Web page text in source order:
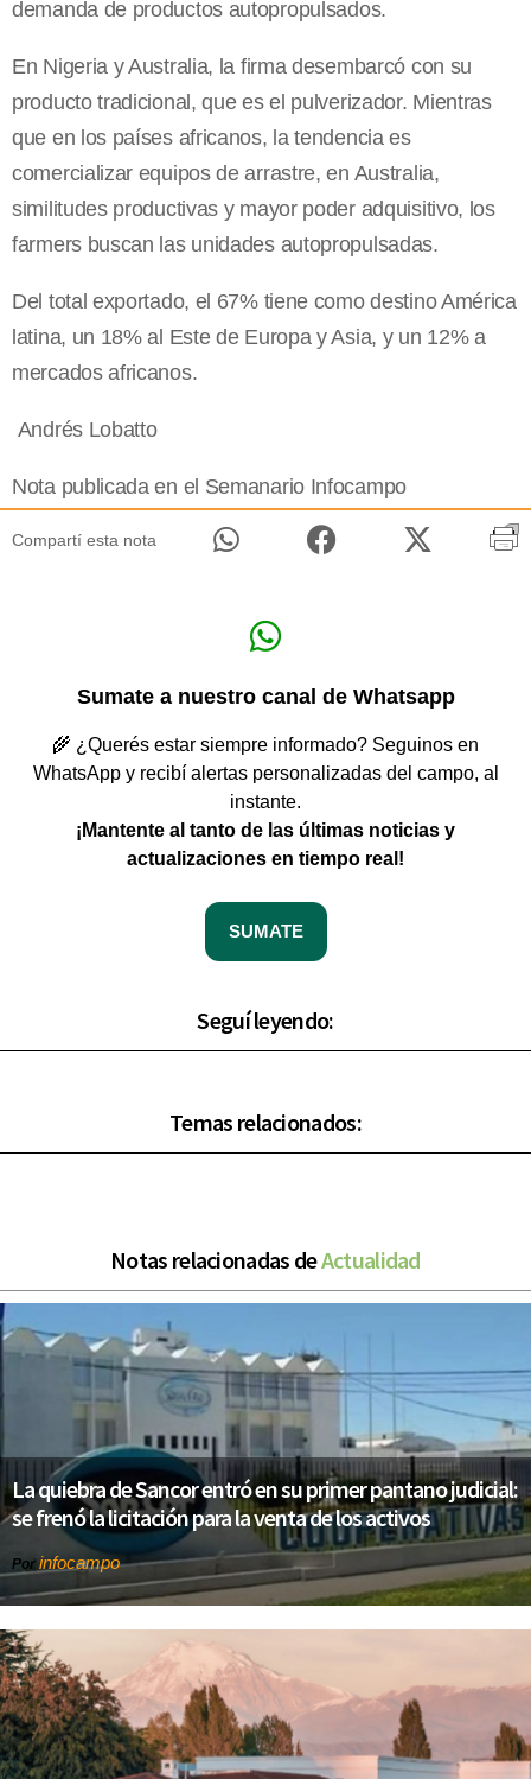
demanda de productos autopropulsados.
En Nigeria y Australia, la firma desembarcó con su
producto tradicional, que es el pulverizador. Mientras
que en los países africanos, la tendencia es
comercializar equipos de arrastre, en Australia,
similitudes productivas y mayor poder adquisitivo, los
farmers buscan las unidades autopropulsadas.
Del total exportado, el 67% tiene como destino América
latina, un 18% al Este de Europa y Asia, y un 12% a
mercados africanos.
Andrés Lobatto
Nota publicada en el Semanario Infocampo
Compartí esta nota
Sumate a nuestro canal de Whatsapp
🌾 ¿Querés estar siempre informado? Seguinos en
WhatsApp y recibí alertas personalizadas del campo, al
instante.
¡Mantente al tanto de las últimas noticias y
actualizaciones en tiempo real!
SUMATE
Seguí leyendo:
Temas relacionados:
Notas relacionadas deActualidad
La quiebra de Sancor entró en su primer pantano judicial:
se frenó la licitación para la venta de los activos
Por infocampo